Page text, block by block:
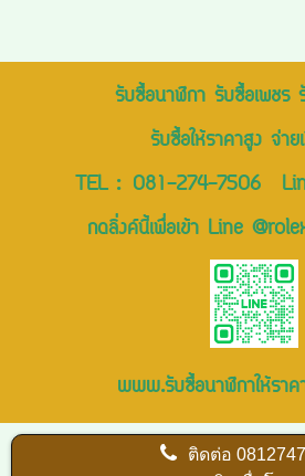
รับซื้อนาฬิกา รับซื้อเพชร
รับซื้อให้ราคาสูง จ่าย
TEL : 081-274-7506
กดลิ่งค์นี้เพื่อเข้า Line
www.รับซื้อนาฬิกาให้ราค
ติดต่อ